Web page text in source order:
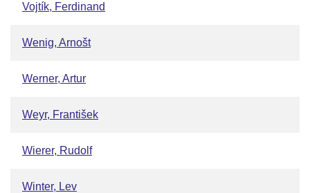
Vojtík, Ferdinand
Wenig, Arnošt
Werner, Artur
Weyr, František
Wierer, Rudolf
Winter, Lev